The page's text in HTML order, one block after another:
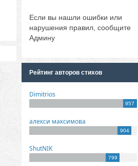
Если вы нашли ошибки или
нарушения правил, сообщите
Админу
Рейтинг авторов стихов
Dimitrios
957
алекси максимова
904
ShutNIK
799